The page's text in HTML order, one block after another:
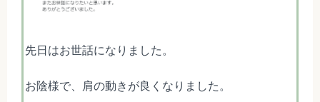
先日はお世話になりました。
お陰様で、肩の動きが良くなりました。